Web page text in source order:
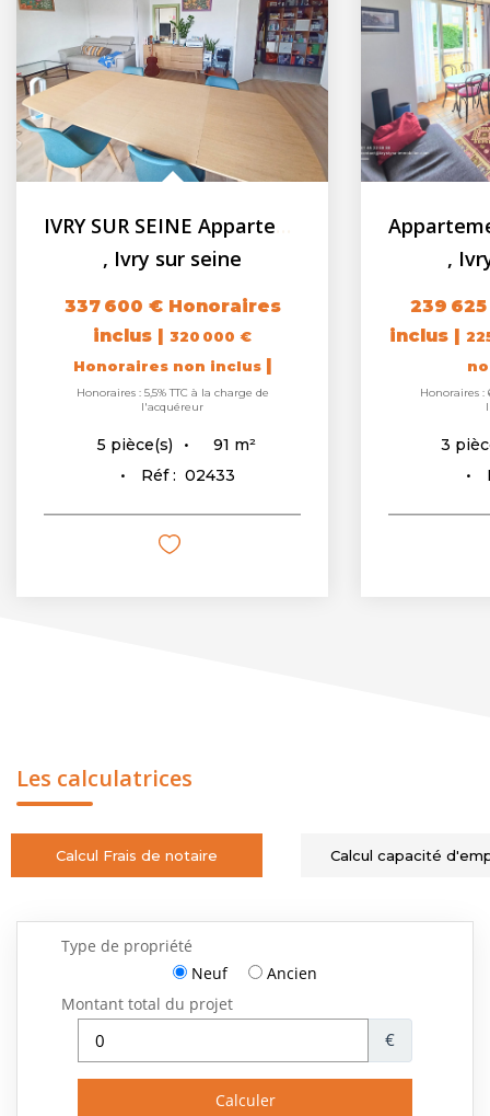
, Ivry sur seine
337 600 € Honoraires
inclus | 320 000 €
Honoraires non inclus |
Honoraires : 5,5% TTC à la charge de
l'acquéreur
5 pièce(s) 91 m²
Réf : 02433
,
239
inclus |
Honoraires :
3
Les calculatrices
Calcul Frais de notaire Calcul capacité